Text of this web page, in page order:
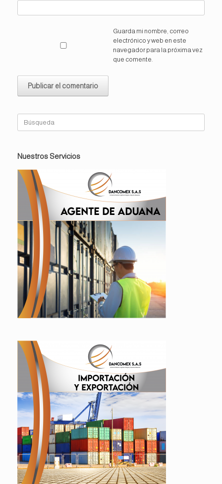
Guarda mi nombre, correo
electrónico y web en este
navegador para la próxima vez
que comente.
Nuestros Servicios